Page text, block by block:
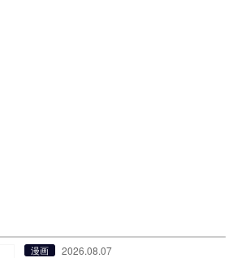
漫画 2026.08.07